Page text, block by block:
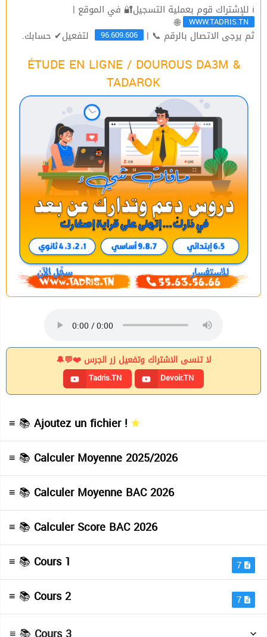
ℹ للإشتراك قوم بعملية التسجيل🔐 في الموقع |
WWW.TADRIS.TN
🌐
ثم يرجى الاتصال بالرقم 📞 | 96.609.606 لتفعيل✔ حسابك.
ÉTUDE EN LIGNE / DOUROUS DA3M &
TADAROK
لا تنسى الاشتراك وتفعيل زر الجرس ❤️💬🔔
Tadris.TN Devoir.TN
≡ 📚 Ajoutez un fichier !
≡ 📚 Calculer Moyenne 2025/2026
≡ 📚 Calculer Moyenne BAC 2026
≡ 📚 Calculer Score BAC 2026
≡ 📚 Cours 1 7
≡ 📚 Cours 2 7
Multimedia( Cours 3 )
Tp trait image( Cours 3 )